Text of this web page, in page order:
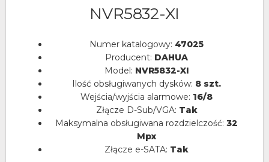
NVR5832-XI
Numer katalogowy: 47025
Producent: DAHUA
Model: NVR5832-XI
Ilość obsługiwanych dysków: 8 szt.
Wejścia/wyjścia alarmowe: 16/8
Złącze D-Sub/VGA: Tak
Maksymalna obsługiwana rozdzielczość: 32
Mpx
Złącze e-SATA: Tak